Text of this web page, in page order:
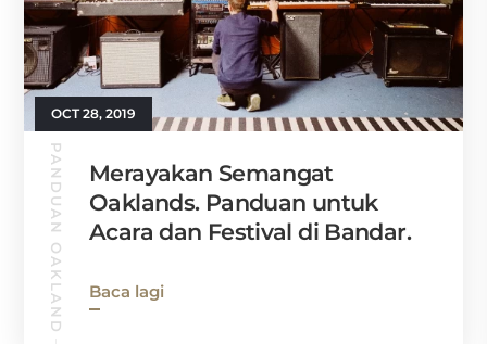
OCT 28, 2019
PANDUAN OAKLAND
Merayakan Semangat
Oaklands. Panduan untuk
Acara dan Festival di Bandar.
Baca lagi